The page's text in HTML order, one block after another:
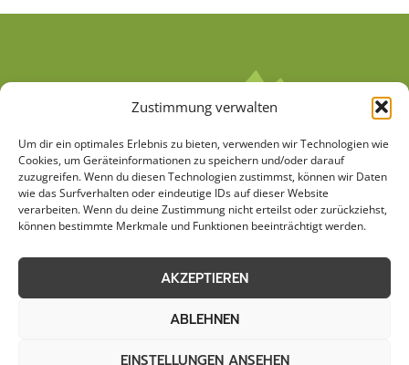
Zustimmung verwalten
Um dir ein optimales Erlebnis zu bieten, verwenden wir Technologien wie
Cookies, um Geräteinformationen zu speichern und/oder darauf
zuzugreifen. Wenn du diesen Technologien zustimmst, können wir Daten
wie das Surfverhalten oder eindeutige IDs auf dieser Website
verarbeiten. Wenn du deine Zustimmung nicht erteilst oder zurückziehst,
können bestimmte Merkmale und Funktionen beeinträchtigt werden.
AKZEPTIEREN
ABLEHNEN
EINSTELLUNGEN ANSEHEN
AGB
Datenschutzerklärung
Cookie-Richtlinie (EU)
Kontakt
Impressum
Sitemap